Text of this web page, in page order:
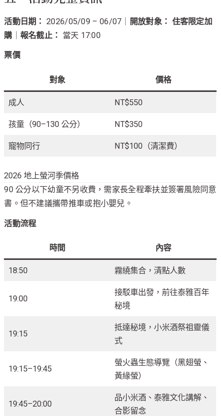
活動日期： 2026/05/09 – 06/07｜ 開放對象： 住客限定加
購｜ 報名截止： 當天 17:00
票價
對象 價格
成人 NT$550
孩童（90–130 公分） NT$350
寵物同行 NT$100（清潔費）
2026 地上螢河季價格
90 公分以下幼童不另收費，需家長全程牽扶並簽署風險同意
書。但不建議攜帶推車或抱小嬰兒。
活動流程
時間 內容
18:50 霧繞集合，清點人數
19:00
接駁車出發，前往泰雅百年
秘境
19:15
抵達秘境，小米酒祭祖靈儀
式
19:15–19:45
螢火蟲生態導覽（黑翅螢、
黃緣螢）
19:45–20:00
品小米酒、泰雅文化講解、
合影留念